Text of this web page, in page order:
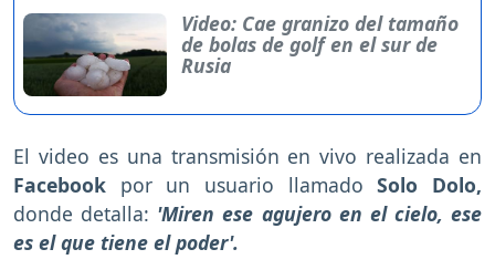
Video: Cae granizo del tamaño
de bolas de golf en el sur de
Rusia
El video es una transmisión en vivo realizada en
Facebook por un usuario llamadoSolo Dolo,
donde detalla: 'Miren ese agujero en el cielo, ese
es el que tiene el poder'.